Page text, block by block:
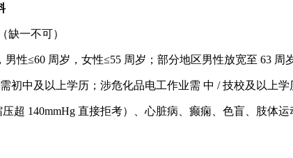
缺一不可）
男性≤60 周岁，女性≤55 周岁；部分地区男性放宽至 63
初中及以上学历；涉危化品电工作业需 中 / 技校及以上
超 140mmHg 直接拒考）、心脏病、癫痫、色盲、肢体